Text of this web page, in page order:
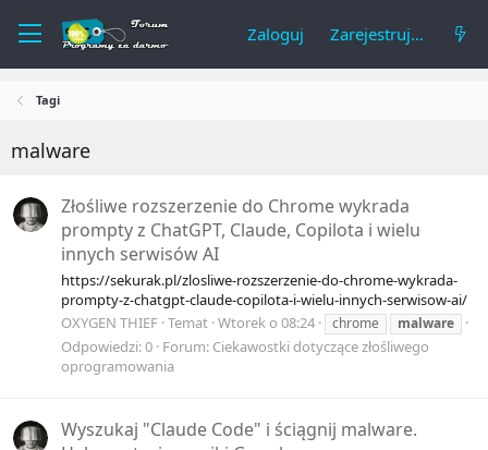
Zaloguj Zarejestruj się
Tagi
malware
Złośliwe rozszerzenie do Chrome wykrada
prompty z ChatGPT, Claude, Copilota i wielu
innych serwisów AI
https://sekurak.pl/zlosliwe-rozszerzenie-do-chrome-wykrada-
prompty-z-chatgpt-claude-copilota-i-wielu-innych-serwisow-ai/
OXYGEN THIEF Temat Wtorek o 08:24 chrome malware
Odpowiedzi: 0 Forum: Ciekawostki dotyczące złośliwego
oprogramowania
Wyszukaj "Claude Code" i ściągnij malware.